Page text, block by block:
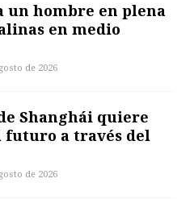
un hombre en plena
en medio
de 2026
Shanghái quiere
futuro a través del
de 2026